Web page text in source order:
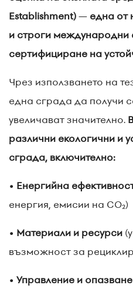
Establishment)— една от
и строги международни
сертифициране на
Чрез използването на
една сграда да получи
увеличават значително.
различни екологични и
сграда, включително:
• Енергийна
енергия, емисии на CO₂)
• Материали и ресурси
възможност за
• Управление и